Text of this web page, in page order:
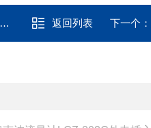
返回列表 下一个：